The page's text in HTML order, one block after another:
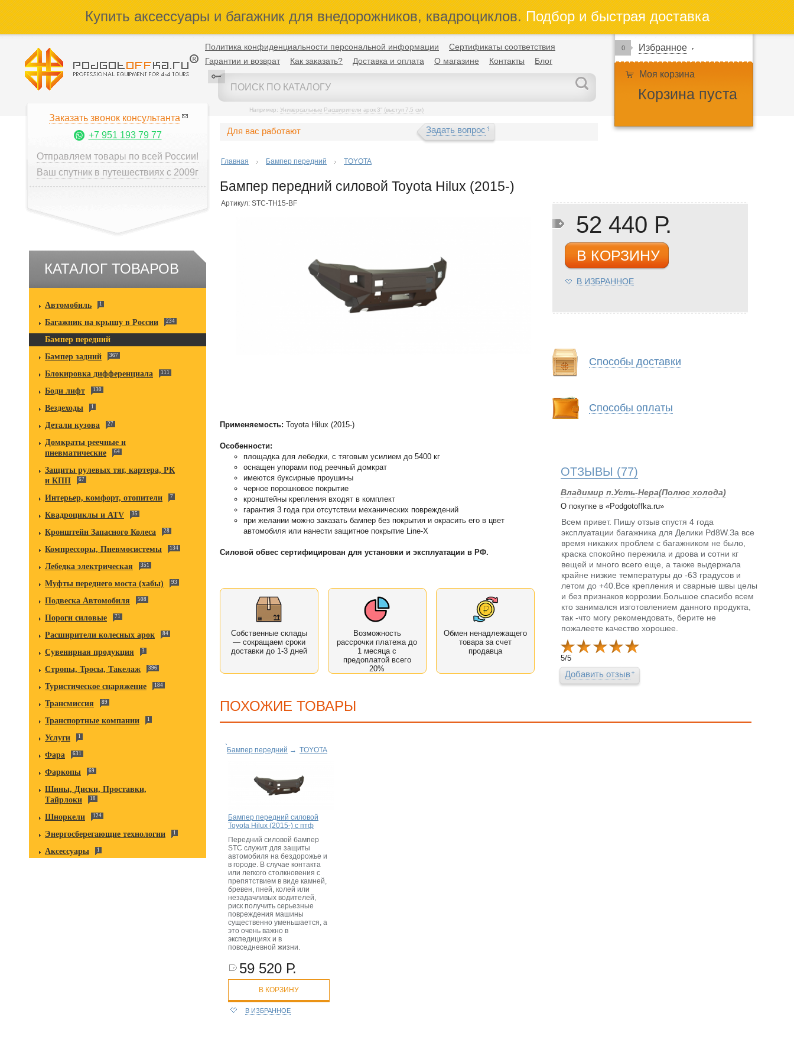
Купить аксессуары и багажник для внедорожников, квадроциклов.Подбор и быстрая доставка
Политика конфиденциальности персональной информации
Сертификаты соответствия
Гарантии и возврат
Как заказать? Доставка и оплата О магазине Контакты Блог
Например: Универсальные Расширители арок 3" (выступ 7,5 см)
0 Избранное
Моя корзина
Корзина пуста
Заказать звонок консультанта
+7 951 193 79 77
Отправляем товары по всей России!
Ваш спутник в путешествиях с 2009г
КАТАЛОГ ТОВАРОВ
Автомобиль 1
Багажник на крышу в России 234
Бампер передний
Бампер задний
367
Блокировка дифференциала 111
Боди лифт 130
Вездеходы 1
Детали кузова 27
Домкраты реечные и
пневматические
64
Защиты рулевых тяг, картера, РК
и КПП
67
Интерьер, комфорт, отопители 7
Квадроциклы и ATV 35
Кронштейн Запасного Колеса 28
Компрессоры, Пневмосистемы 134
Лебедка электрическая 351
Муфты переднего моста (хабы) 93
Подвеска Автомобиля 508
Пороги силовые 71
Расширители колесных арок 84
Сувенирная продукция 3
Стропы, Тросы, Такелаж 396
Туристическое снаряжение 184
Трансмиссия 89
Транспортные компании 1
Услуги 1
Фара 631
Фаркопы 69
Шины, Диски, Проставки,
Тайрлоки
18
Шноркели 124
Энергосберегающие технологии 1
Аксессуары 1
Для вас работают Задать вопрос
Главная Бампер передний TOYOTA
Бампер передний силовой Toyota Hilux (2015-)
Артикул: STC-TH15-BF
Применяемость: Toyota Hilux (2015-)
Особенности:
площадка для лебедки, с тяговым усилием до 5400 кг
оснащен упорами под реечный домкрат
имеются буксирные проушины
черное порошковое покрытие
кронштейны крепления входят в комплект
гарантия 3 года при отсутствии механических повреждений
при желании можно заказать бампер без покрытия и окрасить его в цвет
автомобиля или нанести защитное покрытие Line-X
Силовой обвес сертифицирован для установки и эксплуатации в РФ.
Собственные склады
— сокращаем сроки
доставки до 1-3 дней
Возможность
рассрочки платежа до
1 месяца с
предоплатой всего
20%
Обмен ненадлежащего
товара за счет
продавца
52 440 Р.
В КОРЗИНУ
В ИЗБРАННОЕ
Способы доставки
Способы оплаты
ОТЗЫВЫ (77)
Владимир п.Усть-Нера(Полюс холода)
О покупке в «Podgotoffka.ru»
Всем привет. Пишу отзыв спустя 4 года
эксплуатации багажника для Делики Pd8W.За все
время никаких проблем с багажником не было,
краска спокойно пережила и дрова и сотни кг
вещей и много всего еще, а также выдержала
крайне низкие температуры до -63 градусов и
летом до +40.Все крепления и сварные швы целы
и без признаков коррозии.Большое спасибо всем
кто занимался изготовлением данного продукта,
так -что могу рекомендовать, берите не
пожалеете качество хорошее.
5/5
Добавить отзыв
ПОХОЖИЕ ТОВАРЫ
Бампер передний → TOYOTA
Бампер передний силовой
Toyota Hilux (2015-) с птф
Передний силовой бампер
STC служит для защиты
автомобиля на бездорожье и
в городе. В случае контакта
или легкого столкновения с
препятствием в виде камней,
бревен, пней, колей или
незадачливых водителей,
риск получить серьезные
повреждения машины
существенно уменьшается, а
это очень важно в
экспедициях и в
повседневной жизни.
59 520 Р.
В КОРЗИНУ
В ИЗБРАННОЕ